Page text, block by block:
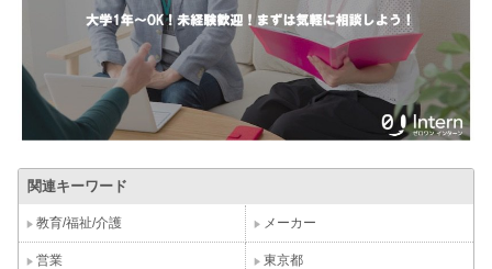
関連キーワード
教育/福祉/介護 メーカー
営業 東京都